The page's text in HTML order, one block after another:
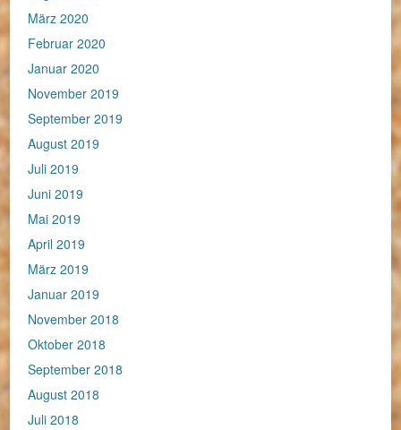
März 2020
Februar 2020
Januar 2020
November 2019
September 2019
August 2019
Juli 2019
Juni 2019
Mai 2019
April 2019
März 2019
Januar 2019
November 2018
Oktober 2018
September 2018
August 2018
Juli 2018